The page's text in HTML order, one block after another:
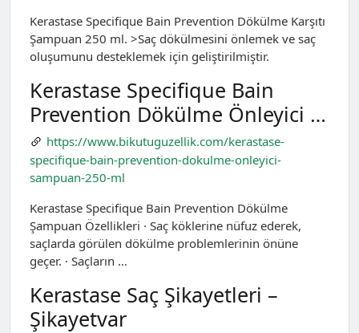
Kerastase Specifique Bain Prevention Dökülme Karşıtı
Şampuan 250 ml. >Saç dökülmesini önlemek ve saç
oluşumunu desteklemek için geliştirilmiştir.
Kerastase Specifique Bain
Prevention Dökülme Önleyici …
https://www.bikutuguzellik.com/kerastase-
specifique-bain-prevention-dokulme-onleyici-
sampuan-250-ml
Kerastase Specifique Bain Prevention Dökülme
Şampuan Özellikleri · Saç köklerine nüfuz ederek,
saçlarda görülen dökülme problemlerinin önüne
geçer. · Saçların …
Kerastase Saç Şikayetleri –
Şikayetvar